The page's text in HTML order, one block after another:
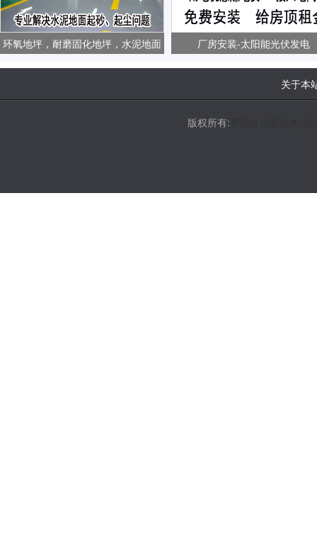
环氧地坪，耐磨固化地坪，水泥地面
起砂、起尘问题
厂房安装-太阳能光伏发电
关于本
版权所有: